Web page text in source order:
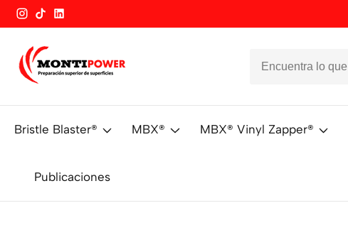
Instagram
TikTokVimeo
Bristle Blaster® MBX® MBX® Vinyl Zapper®
Publicaciones